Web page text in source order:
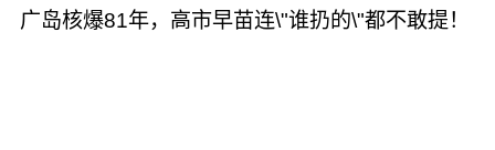
广岛核爆81年，高市早苗连\"谁扔的\"都不敢提！